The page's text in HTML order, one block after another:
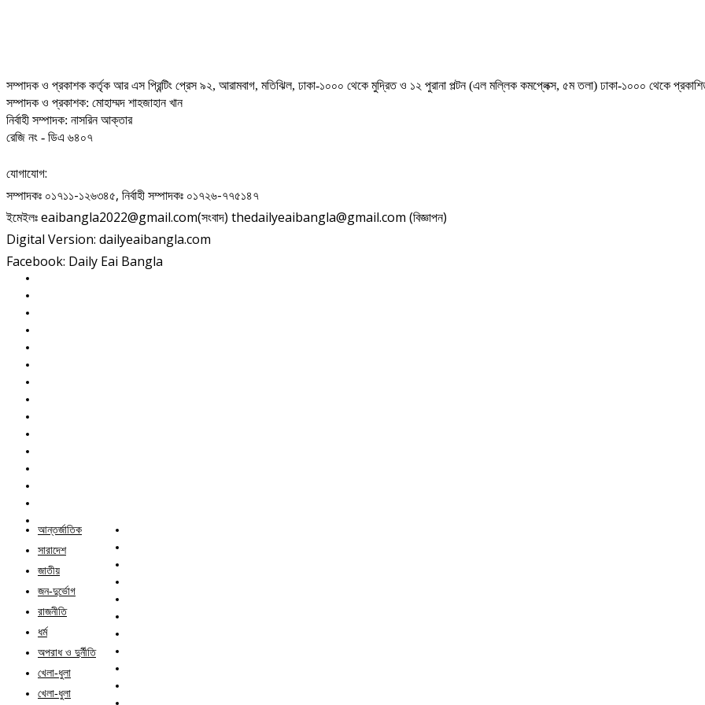
সম্পাদক ও প্রকাশক কর্তৃক আর এস প্রিন্টিং প্রেস ৯২, আরামবাগ, মতিঝিল, ঢাকা-১০০০ থেকে মুদ্রিত ও ১২ পুরানা পল্টন (এল মল্লিক কমপ্লেক্স, ৫ম তলা) ঢাকা-১০০০ থেকে
সম্পাদক ও প্রকাশক: মোহাম্মদ শাহজাহান খান
নির্বাহী সম্পাদক: নাসরিন আক্তার
রেজি নং - ডিএ ৬৪০৭
যোগাযোগ:
সম্পাদকঃ ০১৭১১-১২৬৩৪৫, নির্বাহী সম্পাদকঃ ০১৭২৬-৭৭৫১৪৭
ইমেইলঃ eaibangla2022@gmail.com(সংবাদ) thedailyeaibangla@gmail.com (বিজ্ঞাপন)
Digital Version: dailyeaibangla.com
Facebook: Daily Eai Bangla
আন্তর্জাতিক
সারাদেশ
জাতীয়
জন-দুর্ভোগ
রাজনীতি
ধর্ম
অপরাধ ও দুর্নীতি
খেলা-ধুলা
খেলা-ধুলা